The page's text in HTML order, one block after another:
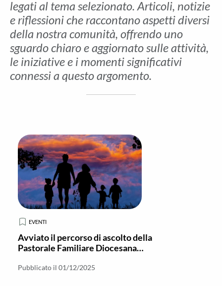
legati al tema selezionato. Articoli, notizie
e riflessioni che raccontano aspetti diversi
della nostra comunità, offrendo uno
sguardo chiaro e aggiornato sulle attività,
le iniziative e i momenti significativi
connessi a questo argomento.
EVENTI
Avviato il percorso di ascolto della
Pastorale Familiare Diocesana
Pubblicato il 01/12/2025